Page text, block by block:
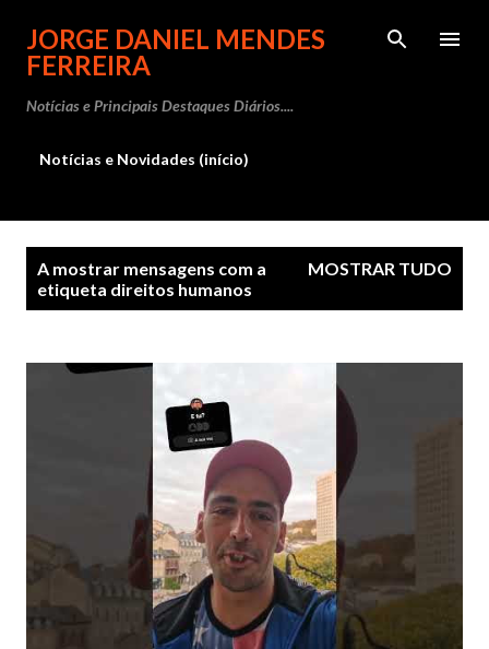
Avançar para o conteúdo principal
JORGE DANIEL MENDES
FERREIRA
Notícias e Principais Destaques Diários....
Notícias e Novidades (início)
A mostrar mensagens com a
etiqueta direitos humanos
MOSTRAR TUDO